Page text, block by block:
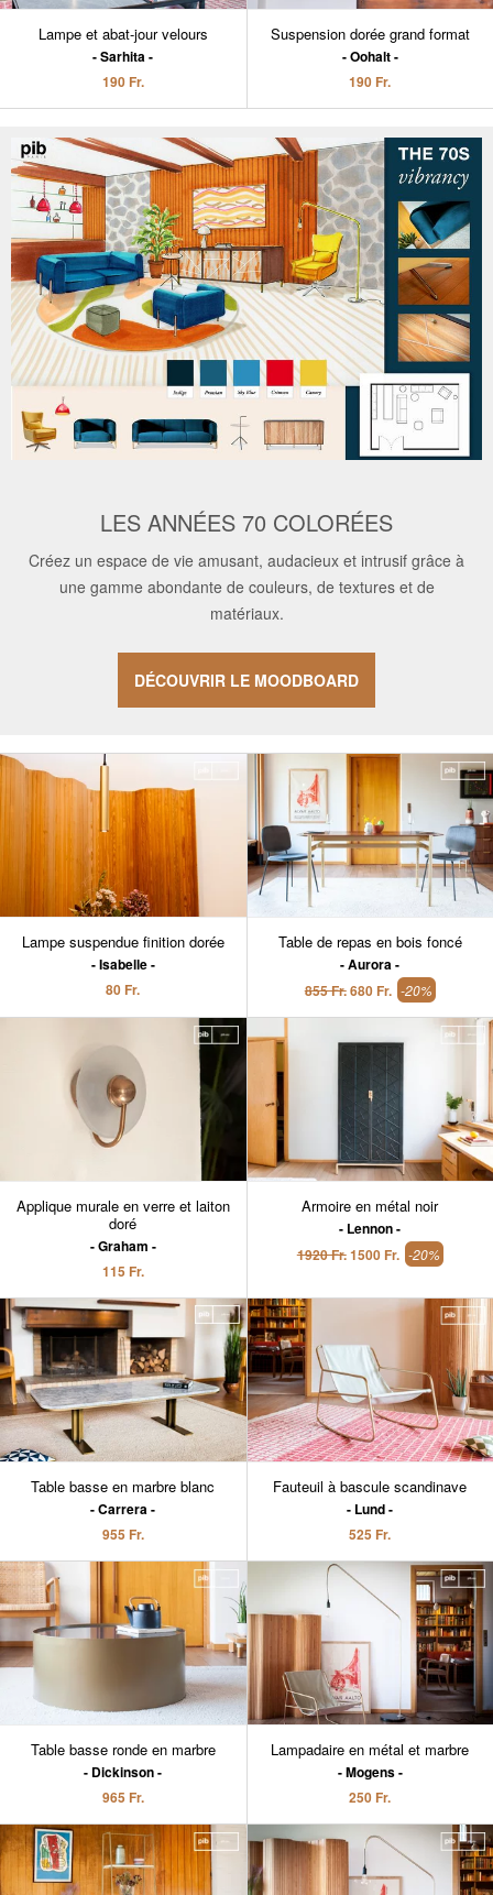
Lampe et abat-jour velours
Sarhita
190 Fr.
LES ANNÉES 70 COLORÉES
Créez un espace de vie amusant, audacieux et intrusif grâce à
une gamme abondante de couleurs, de textures et de
matériaux.
DÉCOUVRIR LE MOODBOARD
Suspension dorée grand format
Oohalt
190 Fr.
Lampe suspendue finition dorée
Isabelle
80 Fr.
Table de repas en bois foncé
Aurora
855 Fr.680 Fr. -20%
Applique murale en verre et laiton
doré
Graham
115 Fr.
Armoire en métal noir
Lennon
1920 Fr.1500 Fr. -20%
Table basse en marbre blanc
Carrera
955 Fr.
Fauteuil à bascule scandinave
Lund
525 Fr.
Table basse ronde en marbre
Dickinson
965 Fr.
Lampadaire en métal et marbre
Mogens
250 Fr.